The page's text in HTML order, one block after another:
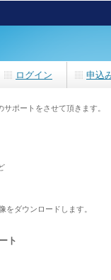
ログイン 申込
ポートをさせて頂きます。
をダウンロードします。
ト